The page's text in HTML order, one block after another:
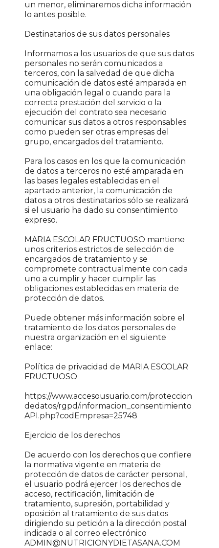
un menor, eliminaremos dicha información
lo antes posible.
Destinatarios de sus datos personales
Informamos a los usuarios de que sus datos
personales no serán comunicados a
terceros, con la salvedad de que dicha
comunicación de datos esté amparada en
una obligación legal o cuando para la
correcta prestación del servicio o la
ejecución del contrato sea necesario
comunicar sus datos a otros responsables
como pueden ser otras empresas del
grupo, encargados del tratamiento.
Para los casos en los que la comunicación
de datos a terceros no esté amparada en
las bases legales establecidas en el
apartado anterior, la comunicación de
datos a otros destinatarios sólo se realizará
si el usuario ha dado su consentimiento
expreso.
MARIA ESCOLAR FRUCTUOSO mantiene
unos criterios estrictos de selección de
encargados de tratamiento y se
compromete contractualmente con cada
uno a cumplir y hacer cumplir las
obligaciones establecidas en materia de
protección de datos.
Puede obtener más información sobre el
tratamiento de los datos personales de
nuestra organización en el siguiente
enlace:
Política de privacidad de MARIA ESCOLAR
FRUCTUOSO
https://www.accesousuario.com/proteccion
dedatos/rgpd/informacion_consentimiento
API.php?codEmpresa=25748
Ejercicio de los derechos
De acuerdo con los derechos que confiere
la normativa vigente en materia de
protección de datos de carácter personal,
el usuario podrá ejercer los derechos de
acceso, rectificación, limitación de
tratamiento, supresión, portabilidad y
oposición al tratamiento de sus datos
dirigiendo su petición a la dirección postal
indicada o al correo electrónico
ADMIN@NUTRICIONYDIETASANA.COM